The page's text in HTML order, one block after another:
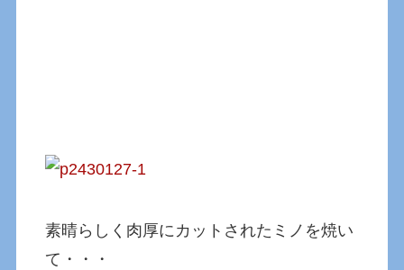
素晴らしく肉厚にカットされたミノを焼い
て・・・